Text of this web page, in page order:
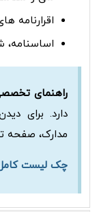
اقرارنامه
راهنمای
دارد. برای
مدارک، صفحه
چک لیست